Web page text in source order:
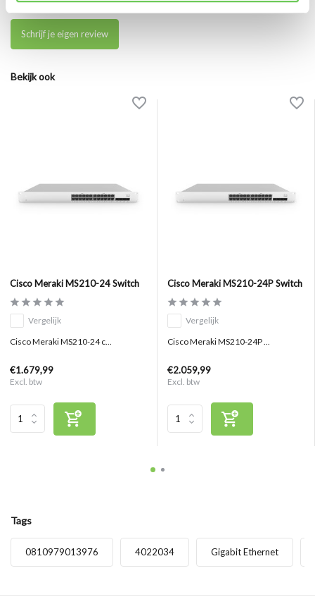
Schrijf je eigen review
Bekijk ook
Cisco Meraki MS210-24 Switch
Vergelijk
Cisco Meraki MS210-24 c...
€1.679,99
Excl. btw
Cisco Meraki MS210-24P Switch
Vergelijk
Cisco Meraki MS210-24P ...
€2.059,99
Excl. btw
Tags
0810979013976 4022034 Gigabit Ethernet